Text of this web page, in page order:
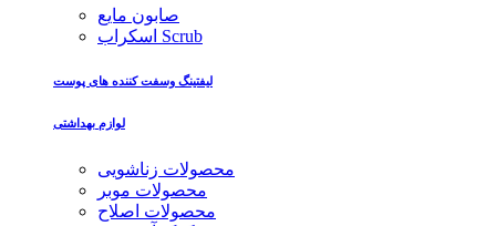
صابون مایع
اسکراب Scrub
لیفتینگ وسفت کننده های پوست
لوازم بهداشتی
محصولات زناشویی
محصولات موبر
محصولات اصلاح